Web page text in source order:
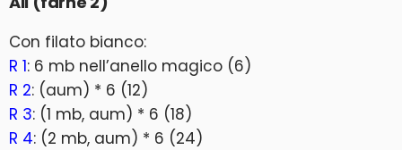
Con filato bianco:
R 1: 6 mb nell’anello magico (6)
R 2: (aum) * 6 (12)
R 3: (1 mb, aum) * 6 (18)
R 4: (2 mb, aum) * 6 (24)